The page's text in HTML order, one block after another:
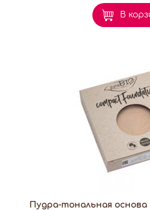
В
Пудра-тональная основа